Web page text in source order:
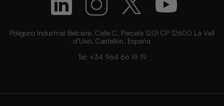
Polígono Industrial Belcaire. Calle C, Parcela 1201 CP 12600 La Vall
d’Uixó, Castellón, España
Tel: +34 964 66 19 19